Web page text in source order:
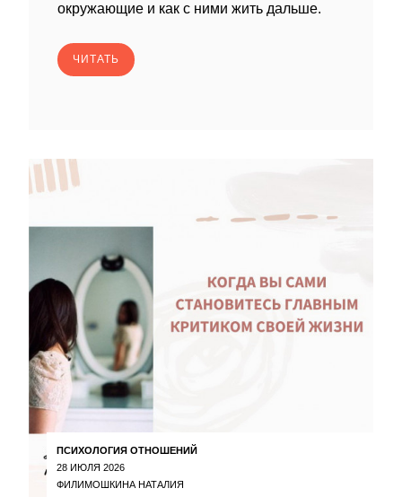
окружающие и как с ними жить дальше.
ЧИТАТЬ
ПСИХОЛОГИЯ ОТНОШЕНИЙ
28 ИЮЛЯ 2026
ФИЛИМОШКИНА НАТАЛИЯ